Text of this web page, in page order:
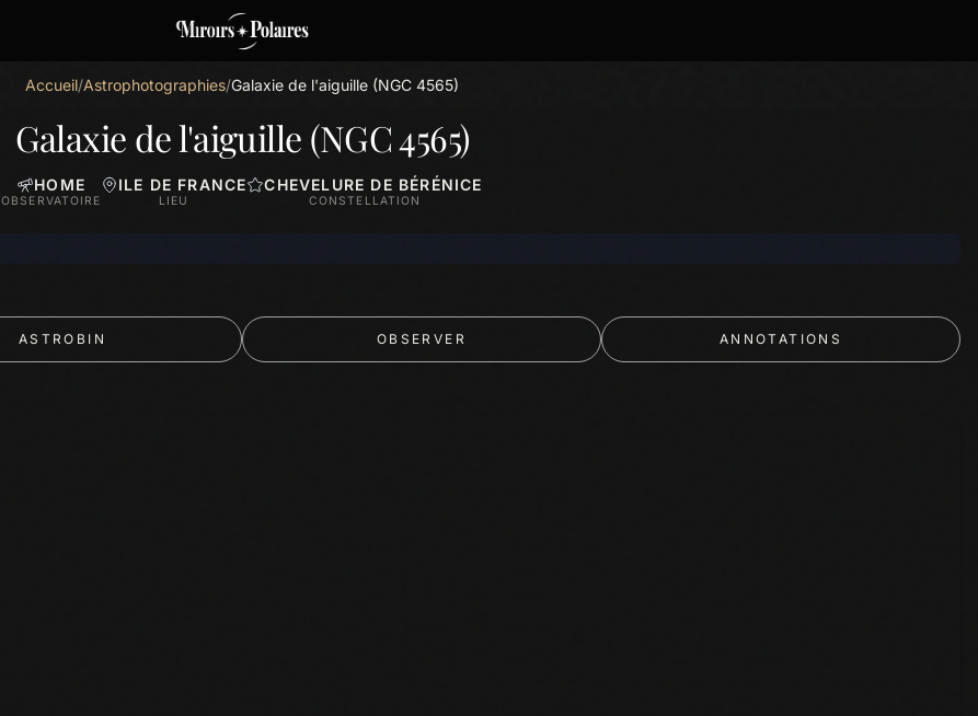
Accueil/Astrophotographies/Galaxie de l'aiguille (NGC 4565)
Galaxie de l'aiguille (NGC 4565)
HOME
OBSERVATOIRE
ILE DE FRANCE
LIEU
CHEVELURE DE BÉRÉNICE
CONSTELLATION
ASTROBIN OBSERVER ANNOTATIONS